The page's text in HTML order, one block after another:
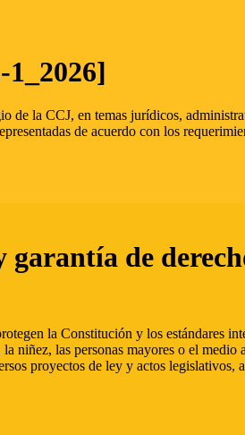
de la CCJ, en temas jurídicos,
de acuerdo con los
de
la Constitución y los estándares
las personas mayores o el
proyectos de ley y actos